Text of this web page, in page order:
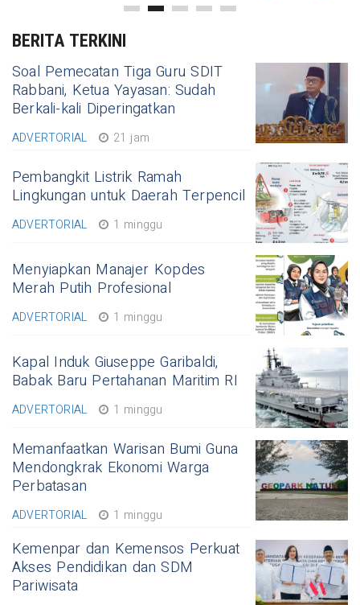
BERITA TERKINI
Soal Pemecatan Tiga Guru SDIT
Rabbani, Ketua Yayasan: Sudah
Berkali-kali Diperingatkan
ADVERTORIAL 21 jam
Pembangkit Listrik Ramah
Lingkungan untuk Daerah Terpencil
ADVERTORIAL 1 minggu
Menyiapkan Manajer Kopdes
Merah Putih Profesional
ADVERTORIAL 1 minggu
Kapal Induk Giuseppe Garibaldi,
Babak Baru Pertahanan Maritim RI
ADVERTORIAL 1 minggu
Memanfaatkan Warisan Bumi Guna
Mendongkrak Ekonomi Warga
Perbatasan
ADVERTORIAL 1 minggu
Kemenpar dan Kemensos Perkuat
Akses Pendidikan dan SDM
Pariwisata